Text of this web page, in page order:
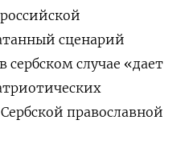
сценарий
случае «дает
православной